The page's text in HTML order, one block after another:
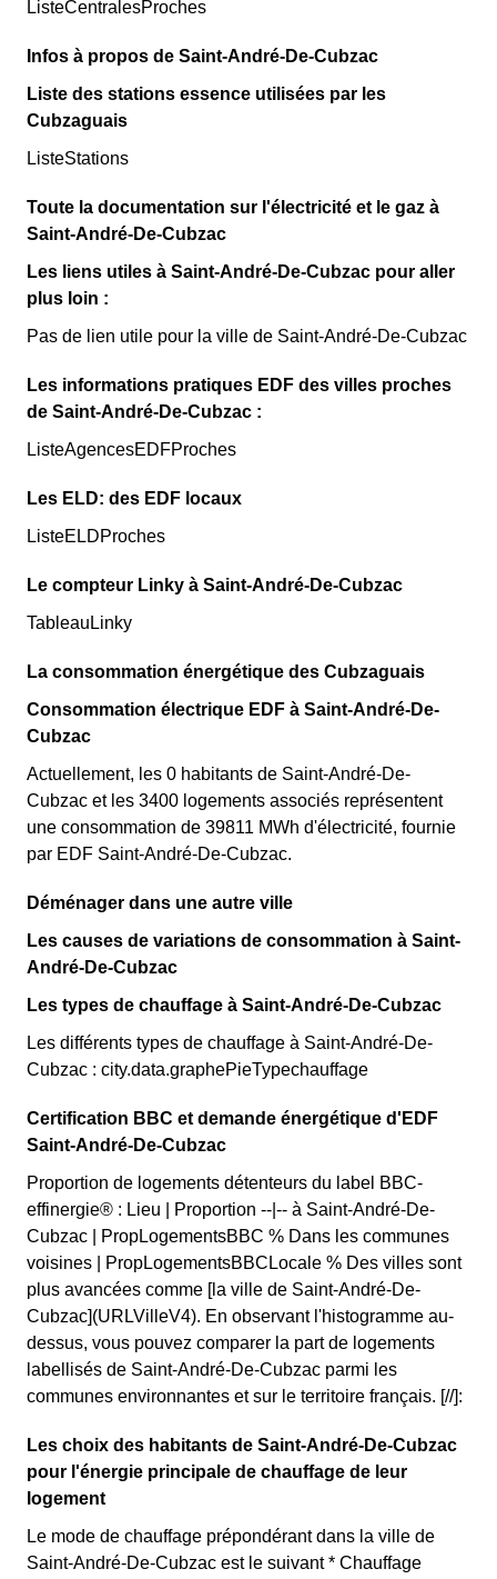
ListeCentralesProches
Infos à propos de Saint-André-De-Cubzac
Liste des stations essence utilisées par les
Cubzaguais
ListeStations
Toute la documentation sur l'électricité et le gaz à
Saint-André-De-Cubzac
Les liens utiles à Saint-André-De-Cubzac pour aller
plus loin :
Pas de lien utile pour la ville de Saint-André-De-Cubzac
Les informations pratiques EDF des villes proches
de Saint-André-De-Cubzac :
ListeAgencesEDFProches
Les ELD: des EDF locaux
ListeELDProches
Le compteur Linky à Saint-André-De-Cubzac
TableauLinky
La consommation énergétique des Cubzaguais
Consommation électrique EDF à Saint-André-De-
Cubzac
Actuellement, les 0 habitants de Saint-André-De-
Cubzac et les 3400 logements associés représentent
une consommation de 39811 MWh d'électricité, fournie
par EDF Saint-André-De-Cubzac.
Déménager dans une autre ville
Les causes de variations de consommation à Saint-
André-De-Cubzac
Les types de chauffage à Saint-André-De-Cubzac
Les différents types de chauffage à Saint-André-De-
Cubzac : city.data.graphePieTypechauffage
Certification BBC et demande énergétique d'EDF
Saint-André-De-Cubzac
Proportion de logements détenteurs du label BBC-
effinergie® : Lieu | Proportion --|-- à Saint-André-De-
Cubzac | PropLogementsBBC % Dans les communes
voisines | PropLogementsBBCLocale % Des villes sont
plus avancées comme [la ville de Saint-André-De-
Cubzac](URLVilleV4). En observant l'histogramme au-
dessus, vous pouvez comparer la part de logements
labellisés de Saint-André-De-Cubzac parmi les
communes environnantes et sur le territoire français. [//]:
Les choix des habitants de Saint-André-De-Cubzac
pour l'énergie principale de chauffage de leur
logement
Le mode de chauffage prépondérant dans la ville de
Saint-André-De-Cubzac est le suivant * Chauffage